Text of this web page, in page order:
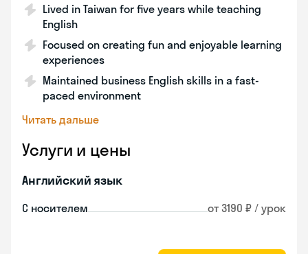
Lived in Taiwan for five years while teaching
English
Focused on creating fun and enjoyable learning
experiences
Maintained business English skills in a fast-
paced environment
Читать дальше
Услуги и цены
Английский язык
С носителем от 3190 ₽ / урок